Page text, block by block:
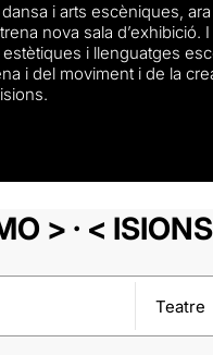
i arts escèniques,
nova sala
i llenguatges
i del moviment i de la
> · <